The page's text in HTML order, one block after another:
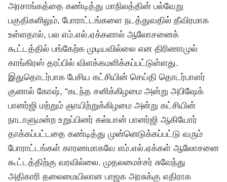
அரசாங்கத்தை கண்டித்து மாநிலத்தின் பல்வேறு
பகுதிகளிலும், போராட்டங்களை நடத்துவதில் தீவிரமாக
உள்ளதால், பல எம்.எல்.ஏக்களால் ஆலோசனைக்
கூட்டத்தில் பங்கேற்க முடியவில்லை என திரிணாமுல்
காங்கிரஸ் தரப்பில் விளக்கமளிக்கப்பட்டுள்ளது.
இதுதொடர்பாக பேசிய கட்சியின் செய்தி தொடர்பாளர்
குனால் கோஷ், “கடந்த சனிக்கிழமை அன்று அபிஷேக்
பானர்ஜி மற்றும் ஞாயிற்றுக்கிழமை அன்று கட்சியின்
நாடாளுமன்ற உறுப்பினர் கல்யான் பானர்ஜி ஆகியோர்
தாக்கப்பட்டதை கண்டித்து முன்னெடுக்கப்பட்டு வரும்
போராட்டங்கள் காரணமாகவே எம்.எல்.ஏக்கள் ஆலோசனை
கூட்டத்திற்கு வரவில்லை. முதலமைச்சர் சுவேந்து
அதிகாரி தலைமையிலான பாஜக அரசுக்கு எதிராக